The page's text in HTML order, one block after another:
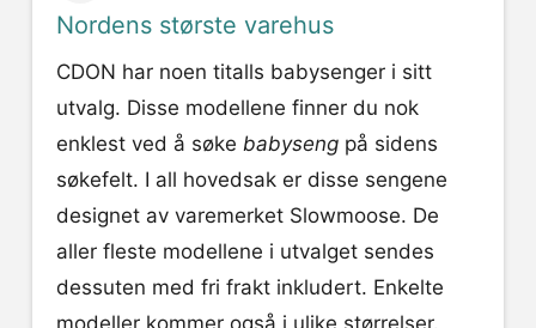
Nordens største varehus
CDON har noen titalls babysenger i sitt
utvalg. Disse modellene finner du nok
enklest ved å søke babyseng på sidens
søkefelt. I all hovedsak er disse sengene
designet av varemerket Slowmoose. De
aller fleste modellene i utvalget sendes
dessuten med fri frakt inkludert. Enkelte
modeller kommer også i ulike størrelser.